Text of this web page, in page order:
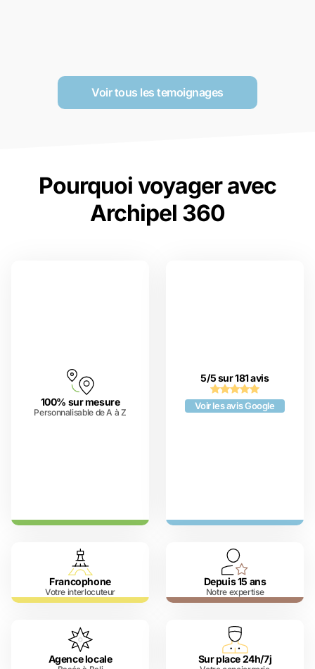
Voir tous les temoignages
Pourquoi voyager avec
Archipel 360
100% sur mesure
Personnalisable de A à Z
5/5 sur 181 avis
Voir les avis Google
Francophone
Votre interlocuteur
Depuis 15 ans
Notre expertise
Agence locale Sur place 24h/7j